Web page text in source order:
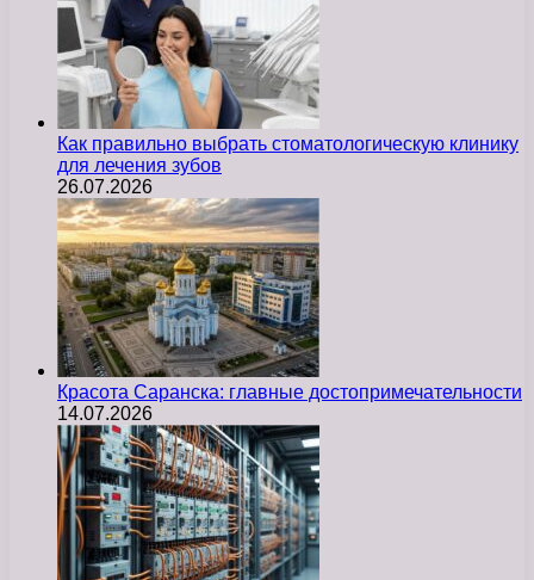
Как правильно выбрать стоматологическую клинику
для лечения зубов
26.07.2026
Красота Саранска: главные достопримечательности
14.07.2026